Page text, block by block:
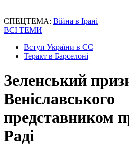
СПЕЦТЕМА: Війна в Ірані
ВСІ ТЕМИ
Вступ України в ЄС
Теракт в Барселоні
Зеленський
Веніславського
представником
Раді